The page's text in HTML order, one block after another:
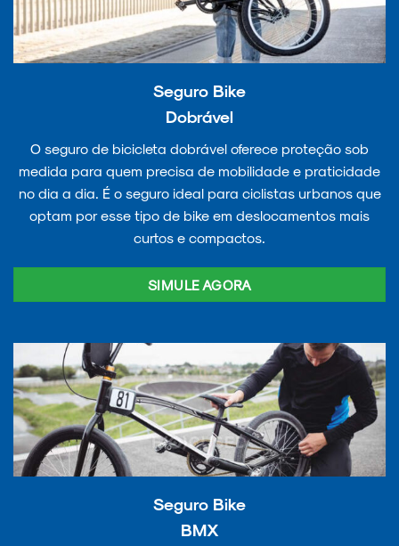
Seguro Bike
Dobrável
O seguro de bicicleta dobrável oferece proteção sob
medida para quem precisa de mobilidade e praticidade
no dia a dia. É o seguro ideal para ciclistas urbanos que
optam por esse tipo de bike em deslocamentos mais
curtos e compactos.
SIMULE AGORA
Seguro Bike
BMX